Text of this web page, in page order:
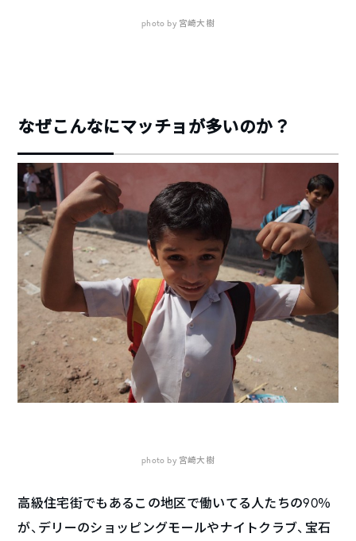
photo by 宮崎大樹
なぜこんなにマッチョが多いのか？
photo by 宮崎大樹
高級住宅街でもあるこの地区で働いてる人たちの90％
が、デリーのショッピングモールやナイトクラブ、宝石